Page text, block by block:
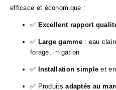
efficace et économique :
✅ Excellent rapport
✅ Large gamme: eau
forage, irrigation
✅ Installation simple et
✅ Produitsadaptés au